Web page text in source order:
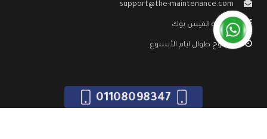
support@the-maintenance.com
صفحة الفيس بوك
مفتوح طوال ايام الأسبوع
01108098347